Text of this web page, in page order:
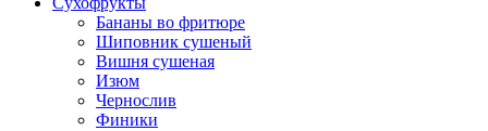
Бананы во фритюре
Шиповник сушеный
Вишня сушеная
Изюм
Чернослив
Финики